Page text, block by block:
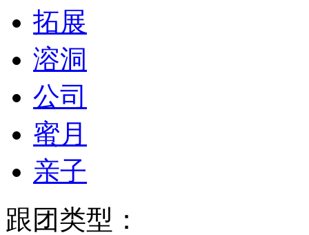
拓展
溶洞
公司
蜜月
亲子
跟团类型：